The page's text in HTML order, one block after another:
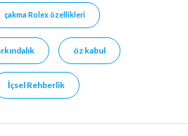
çakma Rolex özellikleri
öz kabul
İçsel Rehberlik